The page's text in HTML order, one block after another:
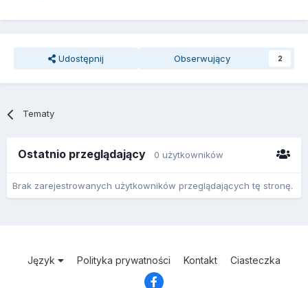
Udostępnij Obserwujący 2
Tematy
Ostatnio przeglądający 0 użytkowników
Brak zarejestrowanych użytkowników przeglądających tę stronę.
Język Polityka prywatności Kontakt Ciasteczka